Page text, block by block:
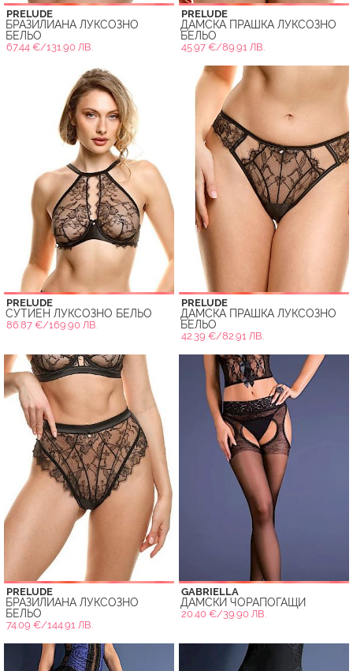
PRELUDE
БРАЗИЛИАНА ЛУКСОЗНО
БЕЛЬО
67.44 €/131.90 ЛВ.
PRELUDE
ДАМСКА ПРАШКА ЛУКСОЗНО
БЕЛЬО
45.97 €/89.91 ЛВ.
PRELUDE
СУТИЕН ЛУКСОЗНО БЕЛЬО
86.87 €/169.90 ЛВ.
PRELUDE
ДАМСКА ПРАШКА ЛУКСОЗНО
БЕЛЬО
42.39 €/82.91 ЛВ.
PRELUDE
БРАЗИЛИАНА ЛУКСОЗНО
БЕЛЬО
74.09 €/144.91 ЛВ.
GABRIELLA
ДАМСКИ ЧОРАПОГАЩИ
20.40 €/39.90 ЛВ.